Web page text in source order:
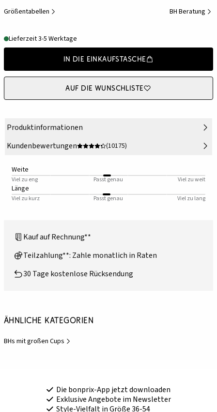
Größentabellen BH Beratung
Lieferzeit 3-5 Werktage
In die Einkaufstasche
Auf die Wunschliste
Produktinformationen
Kundenbewertungen
(10175)
Weite
Viel zu eng Passt genau Viel zu weit
Länge
Viel zu kurz Passt genau Viel zu lang
Kauf auf Rechnung**
Teilzahlung**: Zahle monatlich in Raten
30 Tage kostenlose Rücksendung
Ähnliche Kategorien
BHs mit großen Cups
Die bonprix-App jetzt downloaden
Exklusive Angebote im Newsletter
Style-Vielfalt in Größe 36-54